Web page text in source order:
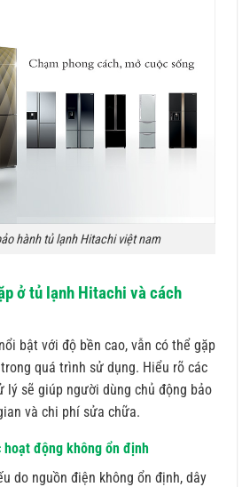
hành tủ lạnh Hitachi việt nam
ở tủ lạnh Hitachi và cách
bật với độ bền cao, vẫn có thể gặp
quá trình sử dụng. Hiểu rõ các
lý sẽ giúp người dùng chủ động bảo
và chi phí sửa chữa.
hoạt động không ổn định
do nguồn điện không ổn định, dây